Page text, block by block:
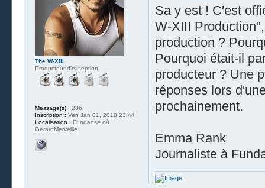
Sa y est ! C'est
W-XIII
production ?
Pourquoi était-il
producteur ? Une
réponses lors
prochainement.
Emma Rank
Journaliste à
The W-XIII
Producteur d'exception
Message(s) : 286
Inscription : Ven Jan 01, 2010 23:44
Localisation : Fundanse où
GerardMerveille